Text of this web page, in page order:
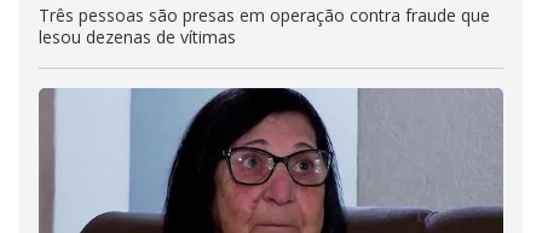
Três pessoas são presas em operação contra fraude que
lesou dezenas de vítimas